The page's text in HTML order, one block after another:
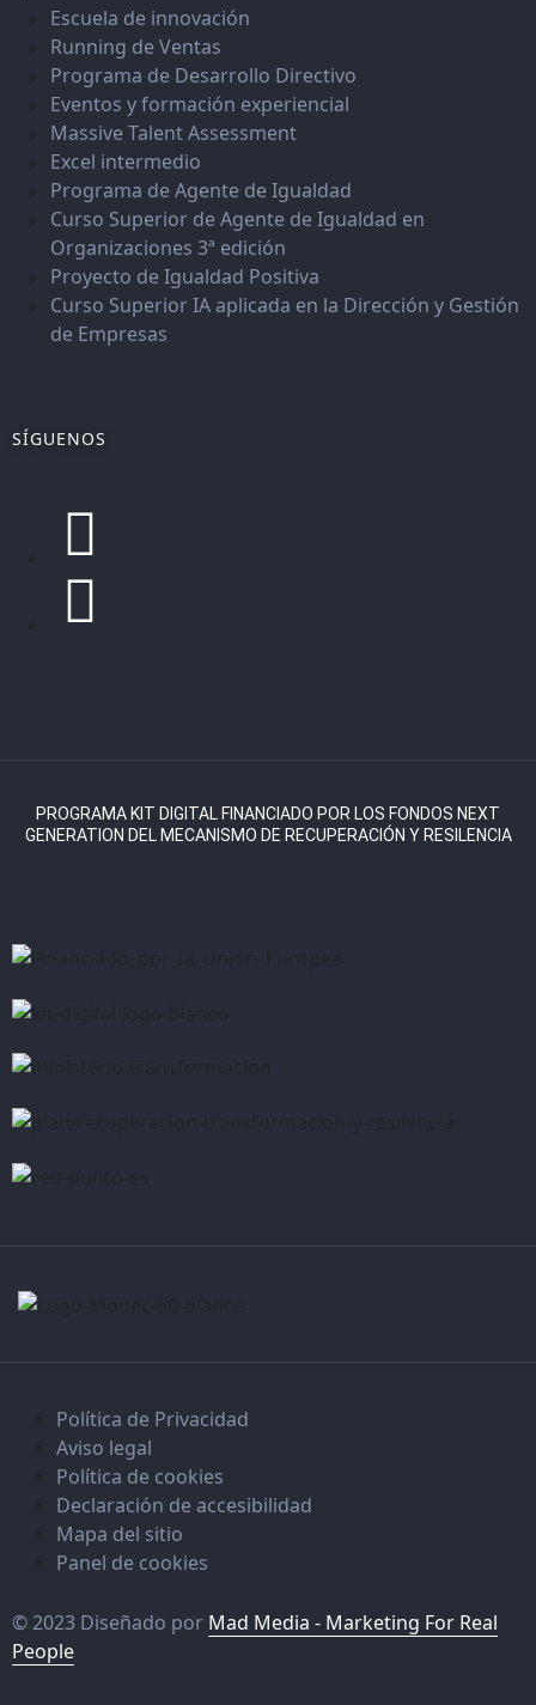
Escuela de innovación
Running de Ventas
Programa de Desarrollo Directivo
Eventos y formación experiencial
Massive Talent Assessment
Excel intermedio
Programa de Agente de Igualdad
Curso Superior de Agente de Igualdad en
Organizaciones 3ª edición
Proyecto de Igualdad Positiva
Curso Superior IA aplicada en la Dirección y Gestión
de Empresas
SÍGUENOS
PROGRAMA KIT DIGITAL FINANCIADO POR LOS FONDOS NEXT
GENERATION DEL MECANISMO DE RECUPERACIÓN Y RESILENCIA
Política de Privacidad
Aviso legal
Política de cookies
Declaración de accesibilidad
Mapa del sitio
Panel de cookies
© 2023 Diseñado por Mad Media - Marketing For Real
People